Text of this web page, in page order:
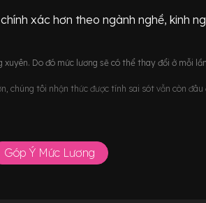
xác hơn theo ngành nghề, kinh
Do đó mức lương sẽ có thể thay đổi ở mỗi
chúng tôi nhận thức được tính sai sót vẫn còn
Góp Ý Mức Lương